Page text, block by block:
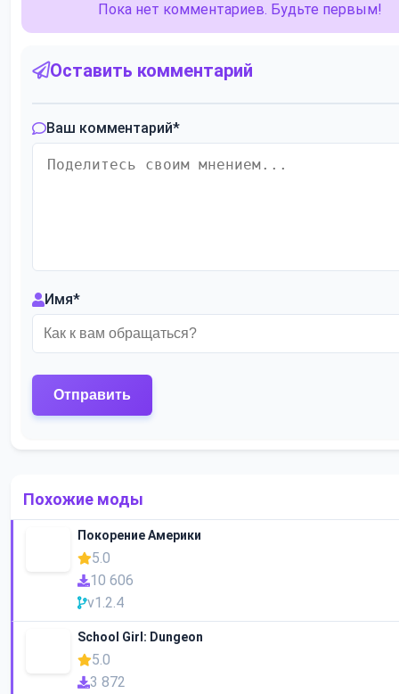
Пока нет комментариев. Будьте первым!
Оставить комментарий
Ваш комментарий*
Имя*
Похожие моды
Покорение Америки
5.0
10 606
v1.2.4
School Girl: Dungeon
5.0
3 872